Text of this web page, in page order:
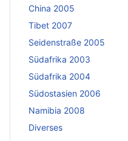
China 2005
Tibet 2007
Seidenstraße 2005
Südafrika 2003
Südafrika 2004
Südostasien 2006
Namibia 2008
Diverses